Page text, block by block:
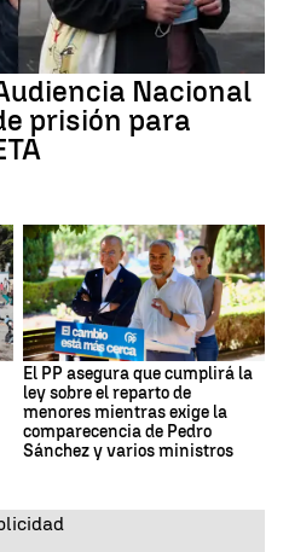
Nacional
prisión para
El PP asegura que cumplirá la
ley sobre el reparto de
menores mientras exige la
comparecencia de Pedro
Sánchez y varios ministros